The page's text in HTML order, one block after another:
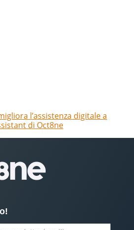
l’assistenza digitale a
di Oct8ne